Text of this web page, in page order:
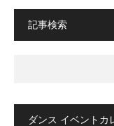
記事検索
ダンス イベントカ